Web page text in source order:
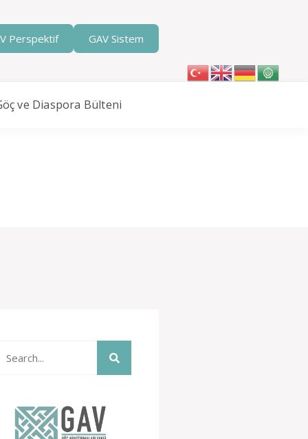
Perspektif GAV Sistem
ve Diaspora Bülteni